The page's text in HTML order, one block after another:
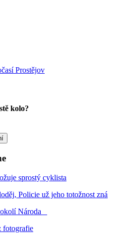
kolo?
sprostý cyklista
Policie už jeho totožnost zná
Národa
fotografie